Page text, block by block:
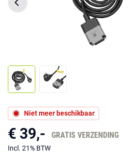
Niet meer beschikbaar
€ 39,- GRATIS VERZENDING
Incl. 21% BTW